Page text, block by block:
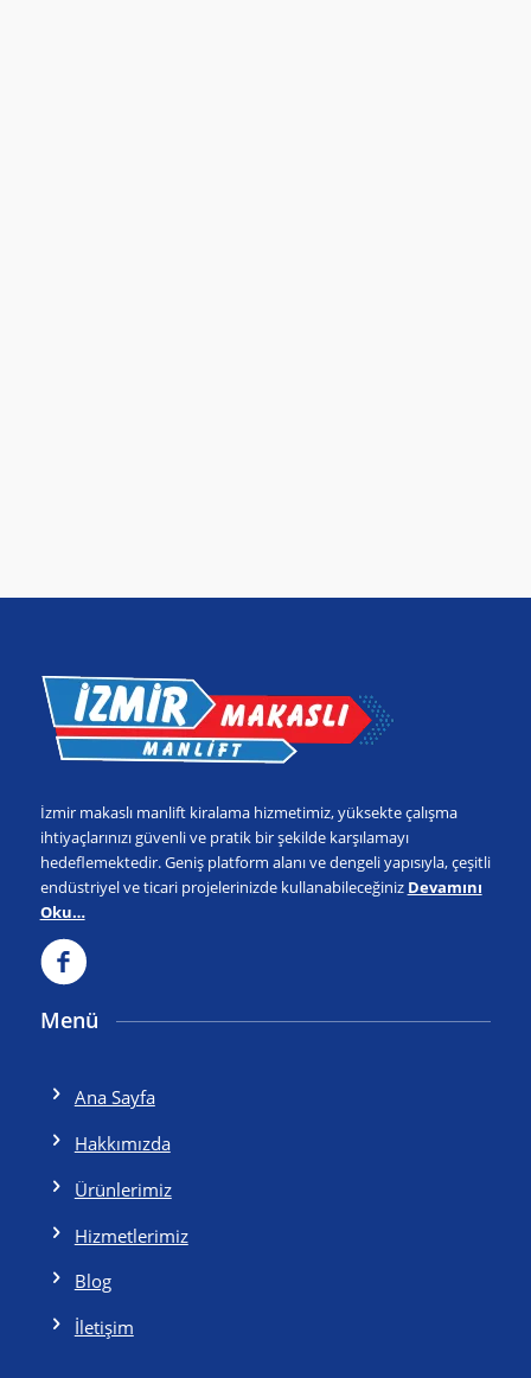
İzmir makaslı manlift kiralama hizmetimiz, yüksekte çalışma
ihtiyaçlarınızı güvenli ve pratik bir şekilde karşılamayı
hedeflemektedir. Geniş platform alanı ve dengeli yapısıyla, çeşitli
endüstriyel ve ticari projelerinizde kullanabileceğiniz Devamını
Oku…
Menü
Ana Sayfa
Hakkımızda
Ürünlerimiz
Hizmetlerimiz
Blog
İletişim